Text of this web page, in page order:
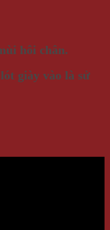
hôi chân.
giày vào là sử